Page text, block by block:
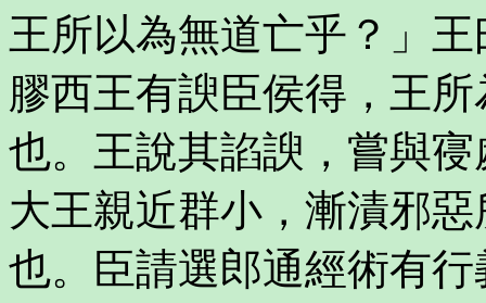
王所以為無道亡乎？」
膠西王有諛臣侯得，王
也。王說其諂諛，嘗與
大王親近群小，漸漬邪
也。臣請選郎通經術有